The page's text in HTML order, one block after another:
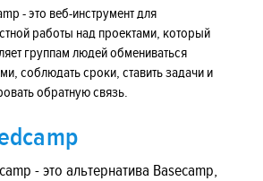
- это веб-инструмент для
работы над проектами, который
группам людей обмениваться
соблюдать сроки, ставить задачи и
обратную связь.
- это альтернатива Basecamp,